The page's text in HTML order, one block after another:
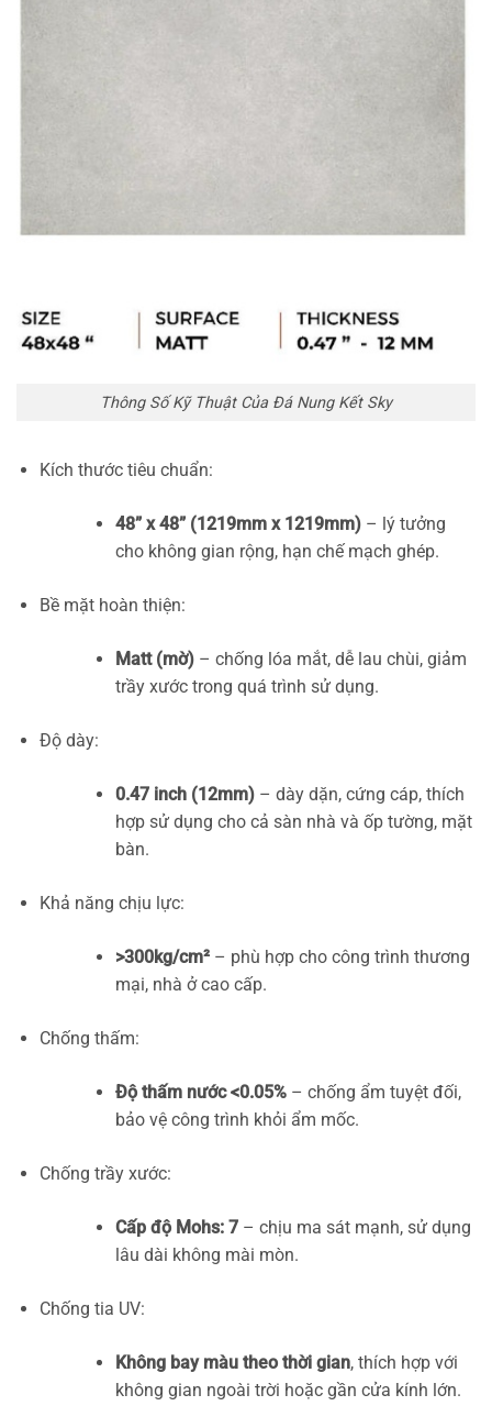
Thông Số Kỹ Thuật Của Đá Nung Kết Sky
Kích thước tiêu chuẩn:
48” x 48” (1219mm x 1219mm)– lý tưởng
cho không gian rộng, hạn chế mạch ghép.
Bề mặt hoàn thiện:
Matt (mờ)– chống lóa mắt, dễ lau chùi, giảm
trầy xước trong quá trình sử dụng.
Độ dày:
0.47 inch (12mm)– dày dặn, cứng cáp, thích
hợp sử dụng cho cả sàn nhà và ốp tường, mặt
bàn.
Khả năng chịu lực:
>300kg/cm²– phù hợp cho công trình thương
mại, nhà ở cao cấp.
Chống thấm:
Độ thấm nước <0.05%– chống ẩm tuyệt đối,
bảo vệ công trình khỏi ẩm mốc.
Chống trầy xước:
Cấp độ Mohs: 7– chịu ma sát mạnh, sử dụng
lâu dài không mài mòn.
Chống tia UV:
Không bay màu theo thời gian, thích hợp với
không gian ngoài trời hoặc gần cửa kính lớn.